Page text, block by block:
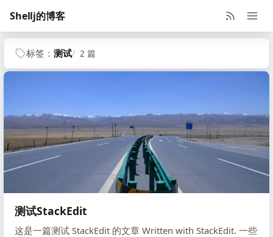
Shellj的博客
标签： 测试 2 篇
测试StackEdit
这是一篇测试 StackEdit 的文章 Written with StackEdit. 一些